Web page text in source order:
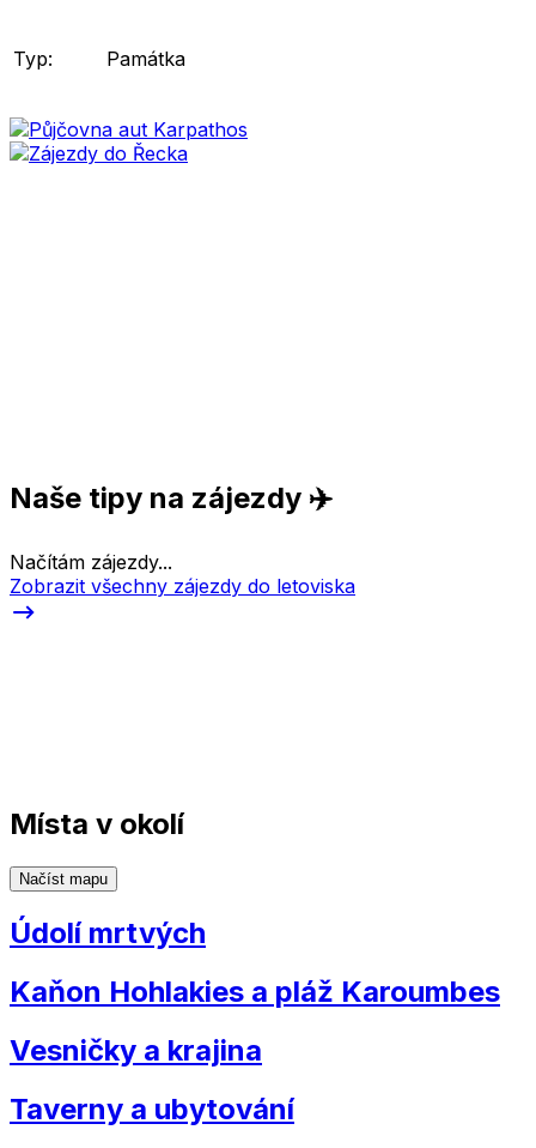
Typ: Památka
Naše tipy na zájezdy ✈️
Načítám zájezdy...
Zobrazit všechny zájezdy do letoviska
Místa v okolí
Načíst mapu
Údolí mrtvých
Kaňon Hohlakies a pláž Karoumbes
Vesničky a krajina
Taverny a ubytování